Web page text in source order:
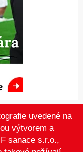
uvedené na
výtvorem a
sanace s.r.o.,